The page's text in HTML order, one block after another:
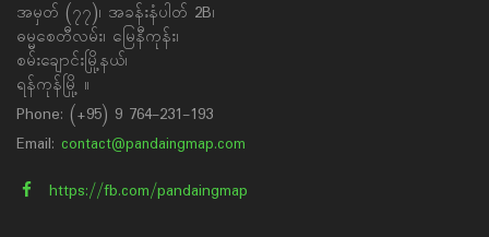
အမှတ် (၇၇)၊ အခန်းနံပါတ် 2B၊
ဓမ္မစေတီလမ်း၊ မြေနီကုန်း၊
စမ်းချောင်းမြို့နယ်၊
ရန်ကုန်မြို့ ။
Phone: (+95) 9 764-231-193
Email: contact@pandaingmap.com
https://fb.com/pandaingmap